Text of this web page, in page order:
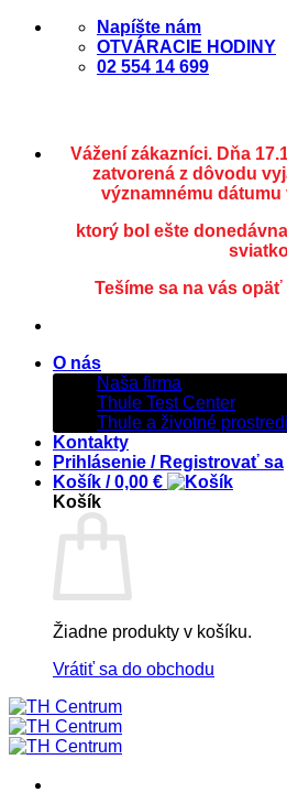
Skip
Napíšte nám
OTVÁRACIE HODINY
02 554 14 699
Vážení zákazníci. Dňa
zatvorená z dôvodu
významnému
ktorý bol ešte
Tešíme sa na vás opäť
O nás
Naša firma
Thule Test Center
Thule a životné
Kontakty
Prihlásenie / Registrovať sa
Košík /0,00 €
Košík
Žiadne produkty v košíku.
Vrátiť sa do obchodu